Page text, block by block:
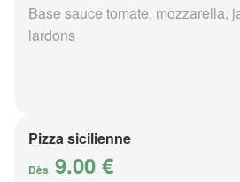
Base sauce tomate, mozzarella,
lardons
Pizza sicilienne
Dès 9.00 €